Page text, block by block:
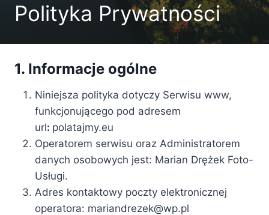
Polityka Prywatności
1. Informacje ogólne
Niniejsza polityka dotyczy Serwisu www,
funkcjonującego pod adresem
url: polatajmy.eu
Operatorem serwisu oraz Administratorem
danych osobowych jest: Marian Drężek Foto-
Usługi.
Adres kontaktowy poczty elektronicznej
operatora: mariandrezek@wp.pl